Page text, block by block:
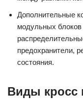
Дополнительные
модульных блоков
предохранители,
состояния.
Виды кросс